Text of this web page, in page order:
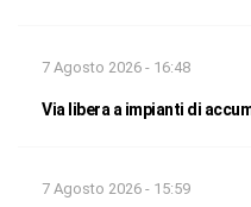
7 Agosto 2026 - 16:48
Via libera a impianti di
7 Agosto 2026 - 15:59